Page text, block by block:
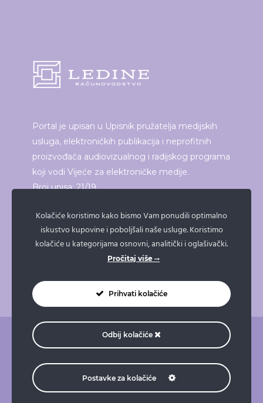
Portal je upisan u Upisnik pružatelja medijskih
usluga, elektroničkih publikacija i neprofitnih
proizvođača audiovizualnog i radijskog programa
koji vodi Vijeće za elektroničke medije.
Broj upisa: 21/19
ISPRINTAJ ČLANAK
Impressum Doniraj Naruči taksi
Kolačiće koristimo kako bismo Vam ponudili optimalno
iskustvo kupovine i poboljšali naše usluge. Koristimo
kolačiće u kategorijama osnovni, analitički i oglašivački.
Pročitaj više
Prihvati kolačiće
Odbij kolačiće
Postavke za kolačiće